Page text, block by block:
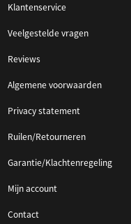
Klantenservice
Veelgestelde vragen
Reviews
Algemene voorwaarden
Privacy statement
Ruilen/Retourneren
Garantie/Klachtenregeling
Mijn account
Contact